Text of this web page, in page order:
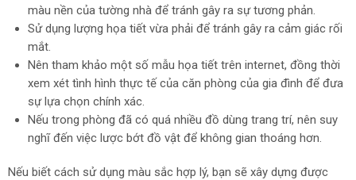
màu nền của tường nhà để tránh gây ra sự tương phản.
Sử dụng lượng họa tiết vừa phải để tránh gây ra cảm giác rối
mắt.
Nên tham khảo một số mẫu họa tiết trên internet, đồng thời
xem xét tình hình thực tế của căn phòng của gia đình để đưa
sự lựa chọn chính xác.
Nếu trong phòng đã có quá nhiều đồ dùng trang trí, nên suy
nghĩ đến việc lược bớt đồ vật để không gian thoáng hơn.
Nếu biết cách sử dụng màu sắc hợp lý, bạn sẽ xây dựng được